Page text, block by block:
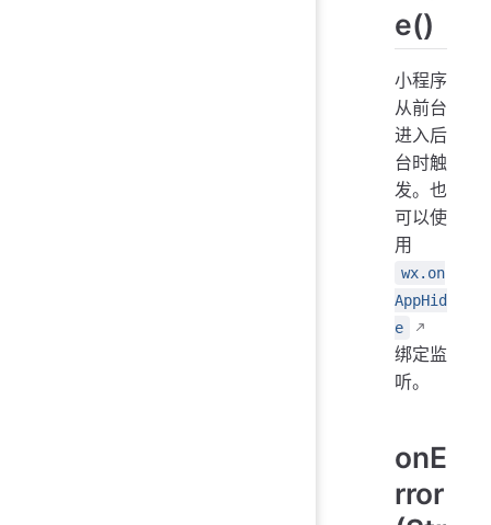
e()
小程序
从前台
进入后
台时触
发。也
可以使
用
wx.on
AppHid
e
绑定监
听。
onE
rror